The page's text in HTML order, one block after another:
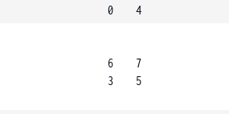
0
4
6
3
7
5